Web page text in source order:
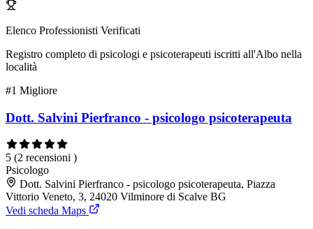
Elenco Professionisti Verificati
Registro completo di psicologi e psicoterapeuti iscritti all'Albo nella
località
#1 Migliore
Dott. Salvini Pierfranco - psicologo psicoterapeuta
5 (2 recensioni )
Psicologo
Dott. Salvini Pierfranco - psicologo psicoterapeuta, Piazza
Vittorio Veneto, 3, 24020 Vilminore di Scalve BG
Vedi scheda Maps